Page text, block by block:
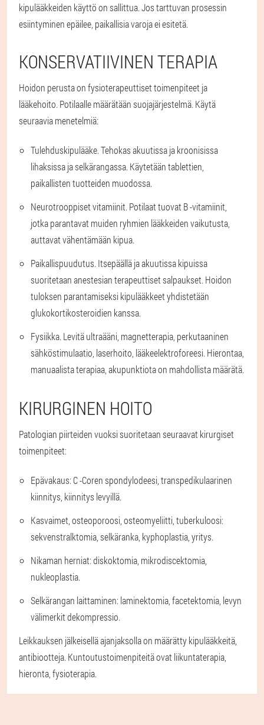
kipulääkkeiden käyttö on sallittua. Jos tarttuvan prosessin
esiintyminen epäilee, paikallisia varoja ei esitetä.
KONSERVATIIVINEN TERAPIA
Hoidon perusta on fysioterapeuttiset toimenpiteet ja
lääkehoito. Potilaalle määrätään suojajärjestelmä. Käytä
seuraavia menetelmiä:
Tulehduskipulääke. Tehokas akuutissa ja kroonisissa
lihaksissa ja selkärangassa. Käytetään tablettien,
paikallisten tuotteiden muodossa.
Neurotrooppiset vitamiinit. Potilaat tuovat B -vitamiinit,
jotka parantavat muiden ryhmien lääkkeiden vaikutusta,
auttavat vähentämään kipua.
Paikallispuudutus. Itsepäällä ja akuutissa kipuissa
suoritetaan anestesian terapeuttiset salpaukset. Hoidon
tuloksen parantamiseksi kipulääkkeet yhdistetään
glukokortikosteroidien kanssa.
Fysiikka. Levitä ultraääni, magnetterapia, perkutaaninen
sähköstimulaatio, laserhoito, lääkeelektroforeesi. Hierontaa,
manuaalista terapiaa, akupunktiota on mahdollista määrätä.
KIRURGINEN HOITO
Patologian piirteiden vuoksi suoritetaan seuraavat kirurgiset
toimenpiteet:
Epävakaus: C -Coren spondylodeesi, transpedikulaarinen
kiinnitys, kiinnitys levyillä.
Kasvaimet, osteoporoosi, osteomyeliitti, tuberkuloosi:
sekvenstralktomia, selkäranka, kyphoplastia, yritys.
Nikaman herniat: diskoktomia, mikrodiscektomia,
nukleoplastia.
Selkärangan laittaminen: laminektomia, facetektomia, levyn
välimerkit dekompressio.
Leikkauksen jälkeisellä ajanjaksolla on määrätty kipulääkkeitä,
antibiootteja. Kuntoutustoimenpiteitä ovat liikuntaterapia,
hieronta, fysioterapia.